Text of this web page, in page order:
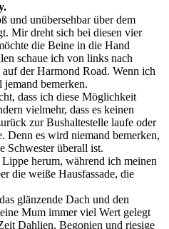
und unübersehbar über dem
Mir dreht sich bei diesen vier
die Beine in die Hand
schaue ich von links nach
der Harmond Road. Wenn ich
jemand bemerken.
dass ich diese Möglichkeit
vielmehr, dass es keinen
zur Bushaltestelle laufe oder
Denn es wird niemand bemerken,
Schwester überall ist.
herum, während ich meinen
die weiße Hausfassade, die
glänzende Dach und den
Mum immer viel Wert gelegt
Dahlien, Begonien und riesige